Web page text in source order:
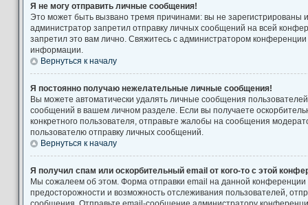
Я не могу отправить личные сообщения!
Это может быть вызвано тремя причинами: вы не
администратор запретил отправку личных сообщений на всей
запретил это вам лично. Свяжитесь с администратором
информации.
Вернуться к началу
Я постоянно получаю нежелательные личные сообщения!
Вы можете автоматически удалять личные сообщения
сообщений в вашем личном разделе. Если вы получаете
конкретного пользователя, отправьте жалобы на сообщения
пользователю отправку личных сообщений.
Вернуться к началу
Я получил спам или оскорбительный email от кого-то с этой
Мы сожалеем об этом. Форма отправки email на данной
предосторожности и возможность отслеживания пользователей,